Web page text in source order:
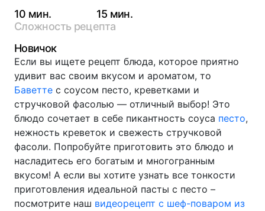
10 мин.
15 мин.
Сложность рецепта
Новичок
Если вы ищете рецепт блюда, которое приятно
удивит вас своим вкусом и ароматом, то
Баветте с соусом песто, креветками и
стручковой фасолью — отличный выбор! Это
блюдо сочетает в себе пикантность соуса песто,
нежность креветок и свежесть стручковой
фасоли. Попробуйте приготовить это блюдо и
насладитесь его богатым и многогранным
вкусом! А если вы хотите узнать все тонкости
приготовления идеальной пасты с песто –
посмотрите наш видеорецепт с шеф-поваром из